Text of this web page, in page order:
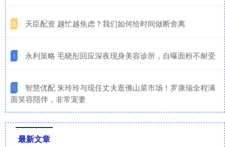
3 ​天臣配资 越忙越焦虑？我们如何给时间做断舍离
4 ​永利策略 毛晓彤回应深夜现身美容诊所，自曝面粉不耐受
5
​智慧优配 朱玲玲与现任丈夫逛佛山菜市场！罗康瑞全程满
面笑容陪伴，非常宠妻
最新文章